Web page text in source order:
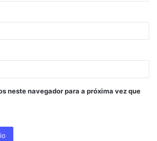
neste navegador para a próxima vez que